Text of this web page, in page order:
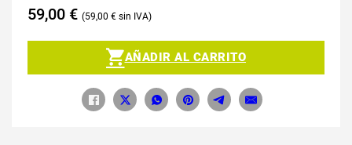
59,00 € 59,00 €
AÑADIR AL CARRITO